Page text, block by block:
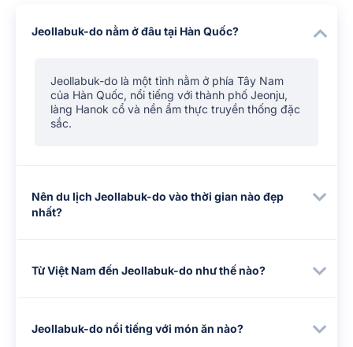
Jeollabuk-do nằm ở đâu tại Hàn Quốc?
Jeollabuk-do là một tỉnh nằm ở phía Tây Nam
của Hàn Quốc, nổi tiếng với thành phố Jeonju,
làng Hanok cổ và nền ẩm thực truyền thống đặc
sắc.
Nên du lịch Jeollabuk-do vào thời gian nào đẹp
nhất?
Từ Việt Nam đến Jeollabuk-do như thế nào?
Jeollabuk-do nổi tiếng với món ăn nào?